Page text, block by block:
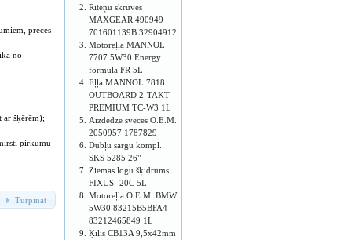
preces
no
ar šķērēm);
pirkumu
Turpināt
Riteņu skrūves
MAXGEAR 490949
701601139B 32904912
Motoreļļa MANNOL
7707 5W30 Energy
formula FR 5L
Eļļa MANNOL 7818
OUTBOARD 2-TAKT
PREMIUM TC-W3 1L
Aizdedze sveces O.E.M.
2050957 1787829
Dubļu sargu kompl.
SKS 5285 26"
Ziemas logu šķidrums
FIXUS -20C 5L
Motoreļļa O.E.M. BMW
5W30 83215B5BFA4
83212465849 1L
Ķīlis CB13A 9,5x42mm